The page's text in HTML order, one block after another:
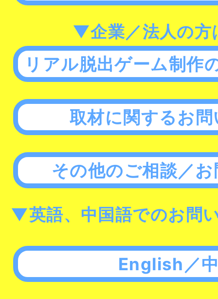
▼企業／法人の方
リアル脱出ゲーム制作
取材に関するお
その他のご相談／
▼英語、中国語でのお問
English／